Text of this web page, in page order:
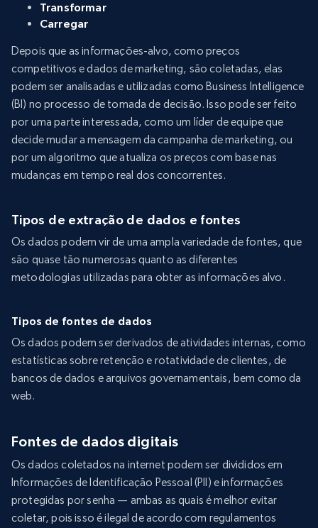
Transformar
Carregar
Depois que as informações-alvo, como preços
competitivos e dados de marketing, são coletadas, elas
podem ser analisadas e utilizadas como Business Intelligence
(BI) no processo de tomada de decisão. Isso pode ser feito
por uma parte interessada, como um líder de equipe que
decide mudar a mensagem da campanha de marketing, ou
por um algoritmo que atualiza os preços com base nas
mudanças em tempo real dos concorrentes.
Tipos de extração de dados e fontes
Os dados podem vir de uma ampla variedade de fontes, que
são quase tão numerosas quanto as diferentes
metodologias utilizadas para obter as informações alvo.
Tipos de fontes de dados
Os dados podem ser derivados de atividades internas, como
estatísticas sobre retenção e rotatividade de clientes, de
bancos de dados e arquivos governamentais, bem como da
web.
Fontes de dados digitais
Os dados coletados na internet podem ser divididos em
Informações de Identificação Pessoal (PII) e informações
protegidas por senha — ambas as quais é melhor evitar
coletar, pois isso é ilegal de acordo com regulamentos